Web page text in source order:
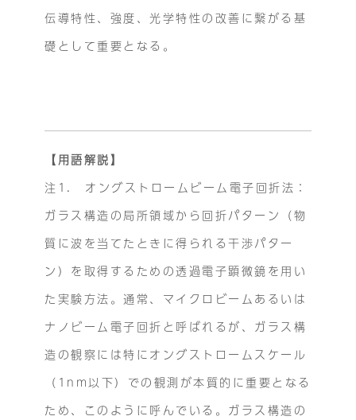
伝導特性、強度、光学特性の改善に繋がる基
礎として重要となる。
【用語解説】
注1. オングストロームビーム電子回折法：
ガラス構造の局所領域から回折パターン（物
質に波を当てたときに得られる干渉パター
ン）を取得するための透過電子顕微鏡を用い
た実験方法。通常、マイクロビームあるいは
ナノビーム電子回折と呼ばれるが、ガラス構
造の観察には特にオングストロームスケール
（1nm以下）での観測が本質的に重要となる
ため、このように呼んでいる。ガラス構造の